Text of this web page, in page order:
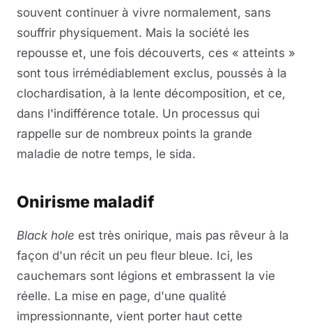
souvent continuer à vivre normalement, sans
souffrir physiquement. Mais la société les
repousse et, une fois découverts, ces « atteints »
sont tous irrémédiablement exclus, poussés à la
clochardisation, à la lente décomposition, et ce,
dans l'indifférence totale. Un processus qui
rappelle sur de nombreux points la grande
maladie de notre temps, le sida.
Onirisme maladif
Black hole est très onirique, mais pas rêveur à la
façon d'un récit un peu fleur bleue. Ici, les
cauchemars sont légions et embrassent la vie
réelle. La mise en page, d'une qualité
impressionnante, vient porter haut cette